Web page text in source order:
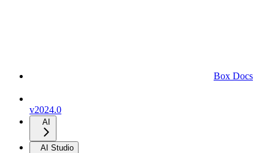
Box Docs
v2024.0
AI
AI Studio